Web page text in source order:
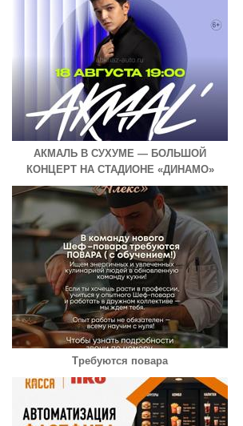
АКМАЛЬ В СУХУМЕ — БОЛЬШОЙ
КОНЦЕРТ НА СТАДИОНЕ «ДИНАМО»
Требуются повара